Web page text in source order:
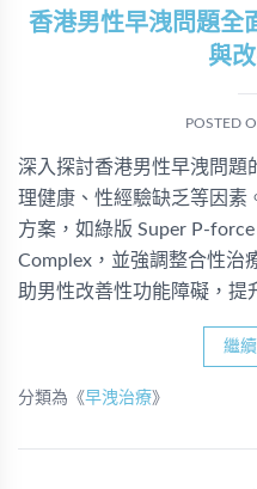
香港男性早洩問題全
與
POSTED
深入探討香港男性早洩問題
理健康、性經驗缺乏等因素
方案，如綠版 Super P-
Complex，並強調整合性治
助男性改善性功能障礙，提
繼
分類為《早洩治療》